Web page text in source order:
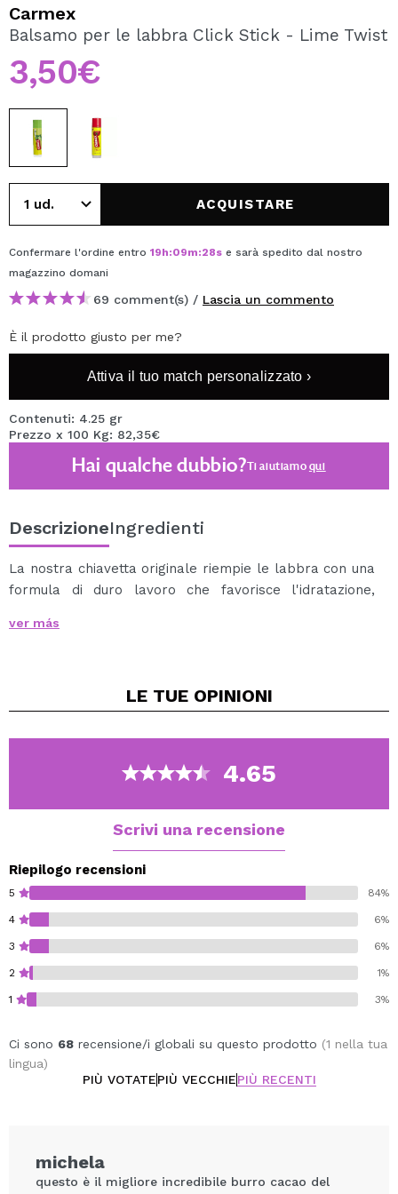
Creando un account su Maquibeauty.it potrai fare i tuoi
acquisti velocemente, controllare lo stato dei tuoi ordini e
consultare le tue operazioni precedenti.
Carmex
Balsamo per le labbra Click Stick - Lime Twist
3,50€
ACQUISTARE
Confermare l'ordine entro 19h:09m:27s e sarà spedito dal nostro
magazzino domani
69 comment(s) / Lascia un commento
È il prodotto giusto per me?
Attiva il tuo match personalizzato ›
Contenuti: 4.25 gr
Prezzo x 100 Kg: 82,35€
Hai qualche dubbio?Ti aiutiamoqui
DescrizioneIngredienti
La nostra chiavetta originale riempie le labbra con una
formula di duro lavoro che favorisce l'idratazione,
comprende fino a 80 minuti di resistenza all'acqua. In
originale fornisce protezione solare ad ampio spettro
petrolato perché favorisce l'idratazione e crea una
barriera di acqua di lunga durata. Formule con burro di
cacao, seme aiutano l'idratazione. La nostra formula
ver más
LE TUE OPINIONI
4.65
Scrivi una recensione
Riepilogo recensioni
5 84%
4 6%
3 6%
2 1%
1 3%
Ci sono 68 recensione/i globali su questo prodotto (1 nella tua
lingua)
PIÙ VOTATEPIÙ VECCHIEPIÙ RECENTI
michela
questo è il migliore incredibile burro cacao del